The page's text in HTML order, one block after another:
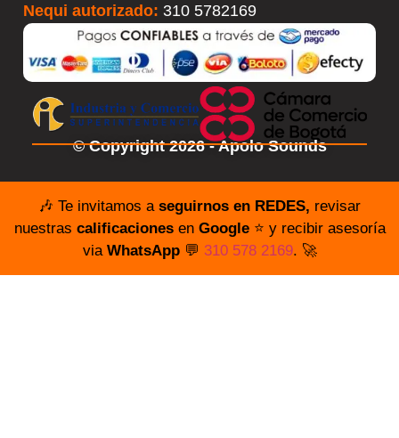
Nequi autorizado: 310 5782169
© Copyright 2026 - Apolo Sounds
🎶 Te invitamos a seguirnos en REDES, revisar
nuestras calificacionesen Google⭐️ y recibir asesoría
via WhatsApp💬 310 578 2169. 🚀